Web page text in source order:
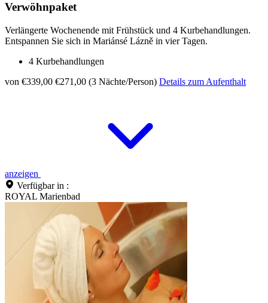
Verwöhnpaket
Verlängerte Wochenende mit Frühstück und 4 Kurbehandlungen.
Entspannen Sie sich in Mariánsé Lázně in vier Tagen.
4 Kurbehandlungen
von €339,00 €271,00 (3 Nächte/Person) Details zum Aufenthalt
anzeigen
Verfügbar in :
ROYAL Marienbad